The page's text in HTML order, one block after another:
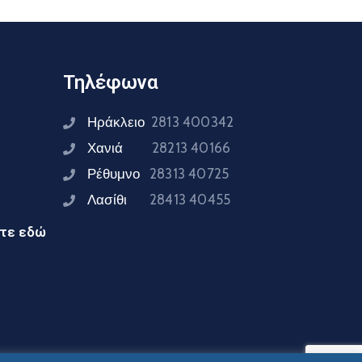
εδώ
Τηλέφωνα
Ηράκλειο 2813 400342
Χανιά 28213 40166
Ρέθυμνο 28313 40725
Λασίθι 28413 40455